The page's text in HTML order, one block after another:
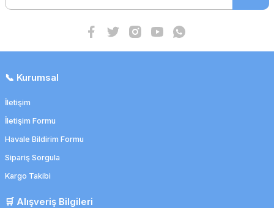
1.449,14 TL
1.420,15 TL
📞 Kurumsal
İletişim
İletişim Formu
Havale Bildirim Formu
Sipariş Sorgula
Kargo Takibi
🛒 Alışveriş Bilgileri